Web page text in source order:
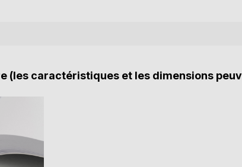
(les caractéristiques et les dimensions